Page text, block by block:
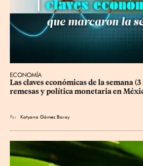
ECONOMÍA
Las claves económicas de la semana
remesas y política monetaria en
Por Katyana Gómez Baray